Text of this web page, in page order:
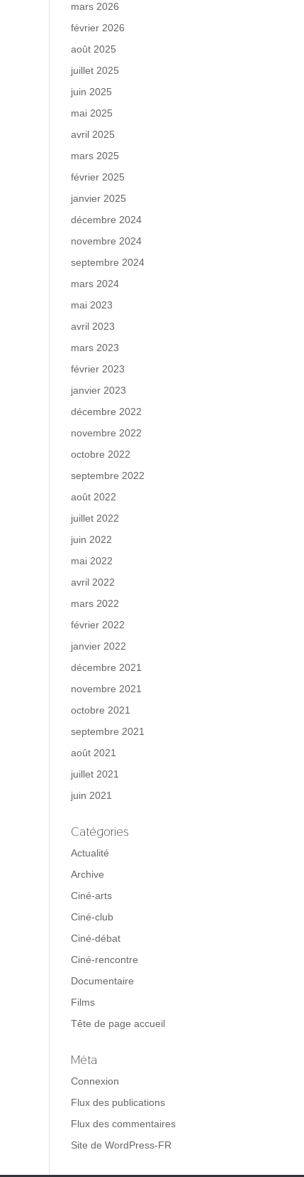
mars 2026
février 2026
août 2025
juillet 2025
juin 2025
mai 2025
avril 2025
mars 2025
février 2025
janvier 2025
décembre 2024
novembre 2024
septembre 2024
mars 2024
mai 2023
avril 2023
mars 2023
février 2023
janvier 2023
décembre 2022
novembre 2022
octobre 2022
septembre 2022
août 2022
juillet 2022
juin 2022
mai 2022
avril 2022
mars 2022
février 2022
janvier 2022
décembre 2021
novembre 2021
octobre 2021
septembre 2021
août 2021
juillet 2021
juin 2021
Catégories
Actualité
Archive
Ciné-arts
Ciné-club
Ciné-débat
Ciné-rencontre
Documentaire
Films
Tête de page accueil
Méta
Connexion
Flux des publications
Flux des commentaires
Site de WordPress-FR